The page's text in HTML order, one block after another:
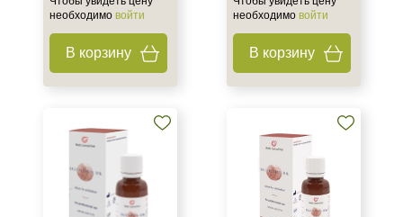
необходимо войти
В корзину
необходимо войти
В корзину